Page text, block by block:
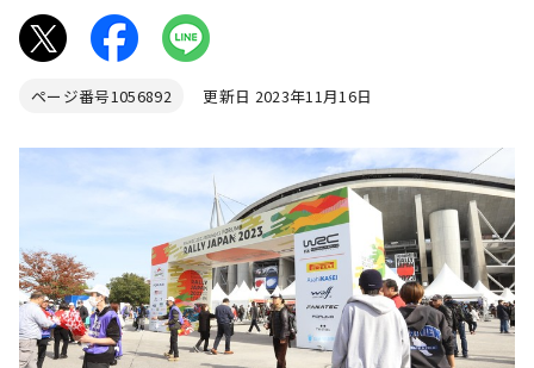
ページ番号1056892 更新日 2023年11月16日